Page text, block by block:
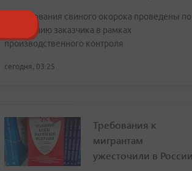
Исследования свиного окорока проведены по
обращению заказчика в рамках
производственного контроля
сегодня, 03:25
Требования к
мигрантам
ужесточили в России